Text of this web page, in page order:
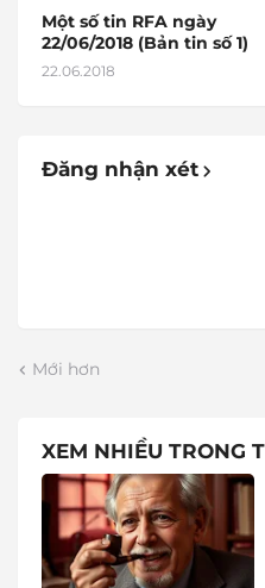
Một số tin RFA ngày
22/06/2018 (Bản tin số 1)
22.06.2018
Đăng nhận xét
Mới hơn
XEM NHIỀU TRONG